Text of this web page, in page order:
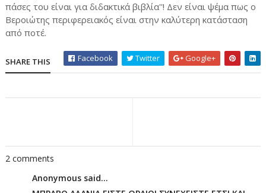
πάσες του είναι για διδακτικά βιβλία''! Δεν είναι ψέμα πως ο
Βεροιώτης περιφερειακός είναι στην καλύτερη κατάσταση
από ποτέ.
SHARE THIS Facebook Twitter Google+
2 comments
Anonymous said...